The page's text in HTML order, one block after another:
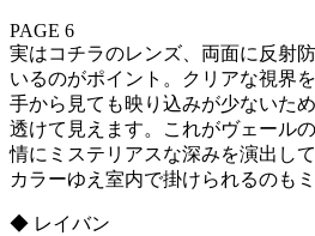
PAGE 6
実はコチラのレンズ、両面に反射
いるのがポイント。クリアな視界
手から見ても映り込みが少ないた
透けて見えます。これがヴェール
情にミステリアスな深みを演出し
カラーゆえ室内で掛けられるのもミ
◆ レイバン